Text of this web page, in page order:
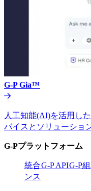
G-P Gia™​​
人工知能(AI)を活用し
バイスとソリューショ
G-Pプラットフォーム​​
統合​​G-P API​​G-P
ンス​​